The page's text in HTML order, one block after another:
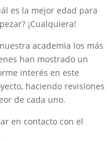
es la mejor edad para
¡Cualquiera!
academia los más
han mostrado un
interés en este
haciendo revisiones
de cada uno.
en contacto con el